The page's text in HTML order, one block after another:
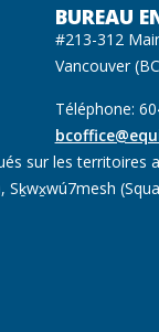
BUREAU
#213-312
Vancouver
Téléphone:
sur les territoires
Sḵwx̱wú7mesh